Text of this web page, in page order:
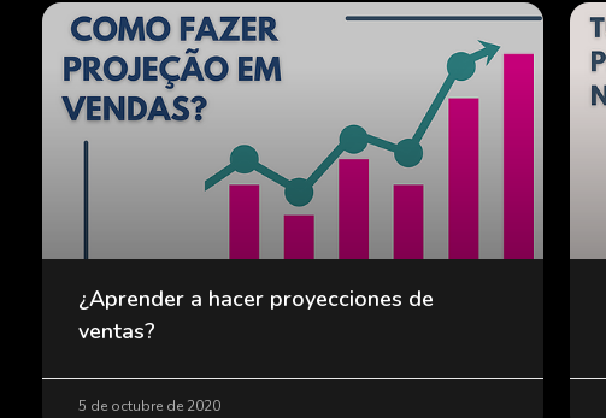
¿Aprender a hacer proyecciones de
ventas?
5 de octubre de 2020